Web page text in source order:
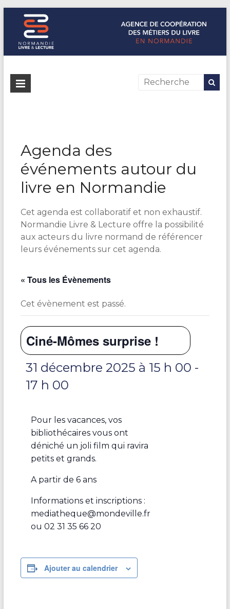
Normandie Livre & Lecture
L'agence de coopération des métiers du livre en Normandie
Agenda des
événements autour du
livre en Normandie
Cet agenda est collaboratif et non exhaustif.
Normandie Livre & Lecture offre la possibilité
aux acteurs du livre normand de référencer
leurs événements sur cet agenda.
« Tous les Évènements
Cet évènement est passé.
Ciné-Mômes surprise !
31 décembre 2025 à 15 h 00 -
17 h 00
Pour les vacances, vos
bibliothécaires vous ont
déniché un joli film qui ravira
petits et grands.
A partir de 6 ans
Informations et inscriptions :
mediatheque@mondeville.fr
ou 02 31 35 66 20
Ajouter au calendrier